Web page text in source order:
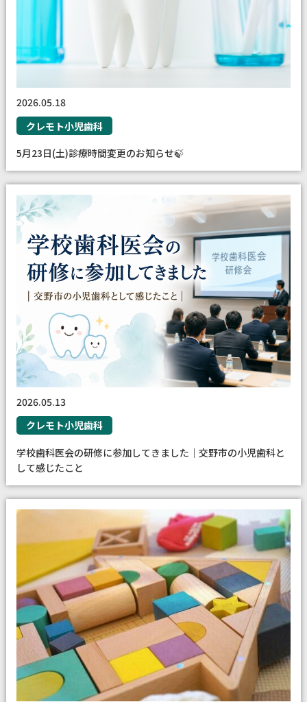
2026.05.18
クレモト小児歯科
5月23日(土)診療時間変更のお知らせ🍃
2026.05.13
クレモト小児歯科
学校歯科医会の研修に参加してきました｜交野市の小児歯科と
して感じたこと